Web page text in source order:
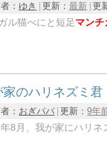
： ゆき 更新：最新 更
ル猫べにと短足 マンチ
のハリネズミ君
： おぎパパ 更新：9年
8月、我が家にハリネ